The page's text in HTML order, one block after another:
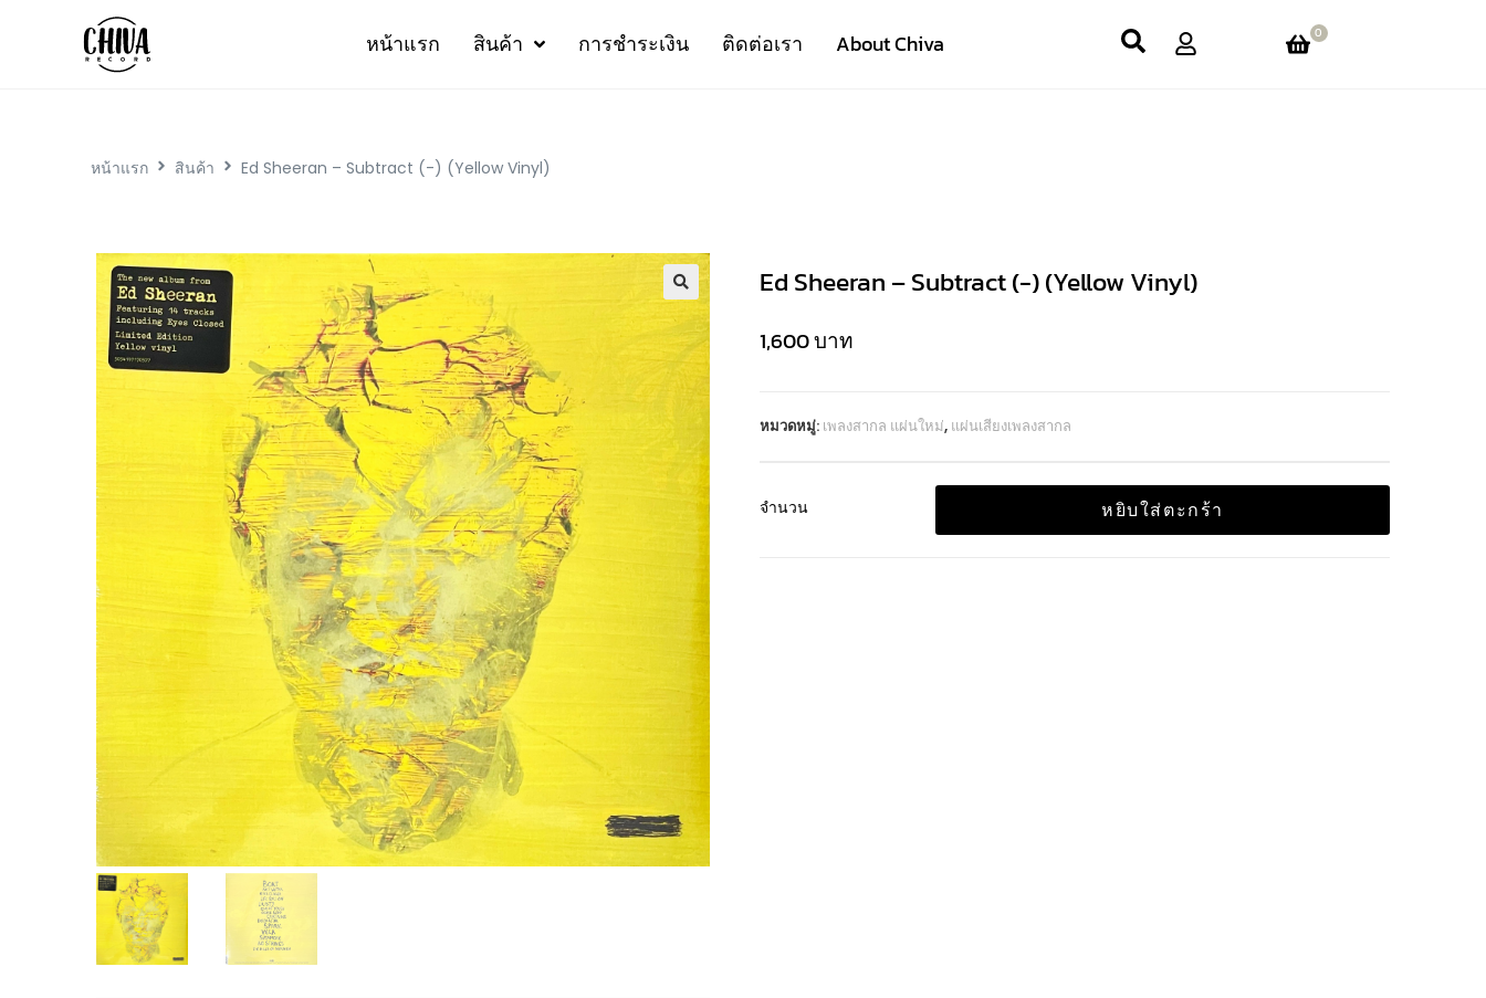
หน้าแรก สินค้า การชำระเงิน ติดต่อเรา About Chiva 0
หน้าแรก สินค้า Ed Sheeran – Subtract (-) (Yellow Vinyl)
Ed Sheeran – Subtract (-) (Yellow Vinyl)
1,600บาท
หมวดหมู่: เพลงสากล แผ่นใหม่, แผ่นเสียงเพลงสากล
จำนวน หยิบใส่ตะกร้า